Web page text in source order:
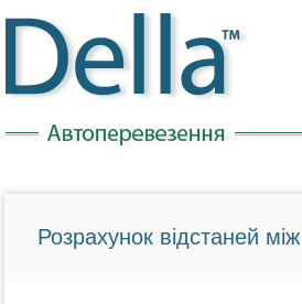
Розрахунок відстаней